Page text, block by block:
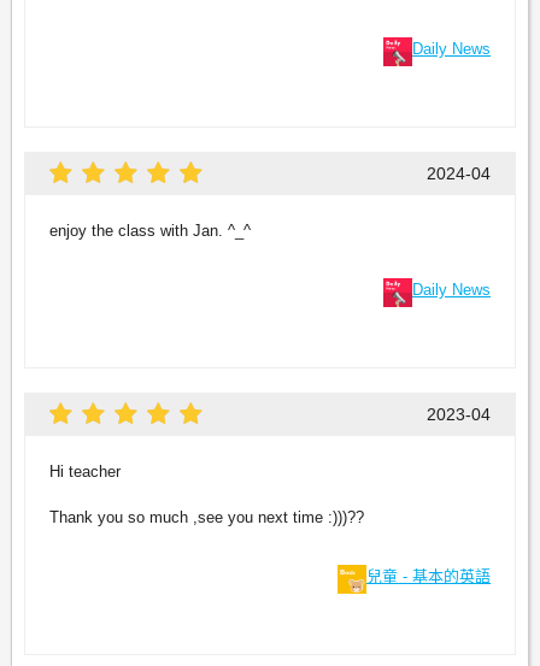
Daily News
2024-04
enjoy the class with Jan. ^_^
Daily News
2023-04
Hi teacher
Thank you so much ,see you next time :)))??
兒童 - 基本的英語